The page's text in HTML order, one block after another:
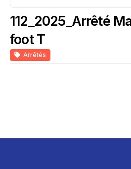
112_2025_Arrêté
foot T
Arrêtés